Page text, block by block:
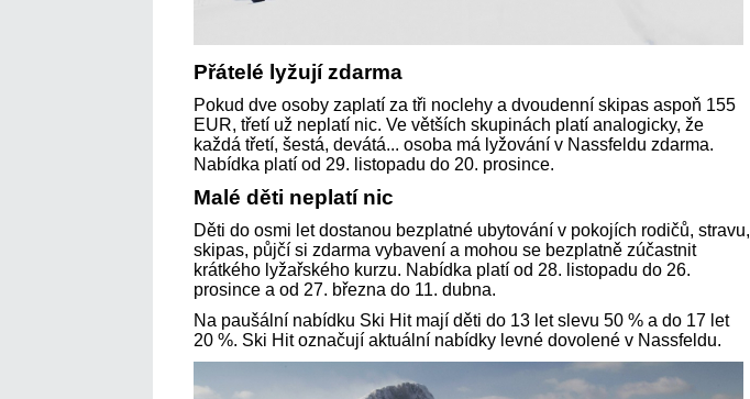
Přátelé lyžují zdarma
Pokud dve osoby zaplatí za tři noclehy a dvoudenní skipas aspoň 155
EUR, třetí už neplatí nic. Ve větších skupinách platí analogicky, že
každá třetí, šestá, devátá... osoba má lyžování v Nassfeldu zdarma.
Nabídka platí od 29. listopadu do 20. prosince.
Malé děti neplatí nic
Děti do osmi let dostanou bezplatné ubytování v pokojích rodičů, stravu,
skipas, půjčí si zdarma vybavení a mohou se bezplatně zúčastnit
krátkého lyžařského kurzu. Nabídka platí od 28. listopadu do 26.
prosince a od 27. března do 11. dubna.
Na paušální nabídku Ski Hit mají děti do 13 let slevu 50 % a do 17 let
20 %. Ski Hit označují aktuální nabídky levné dovolené v Nassfeldu.